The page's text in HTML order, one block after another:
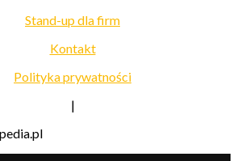
Stand-up dla firm
Kontakt
Polityka prywatności
|